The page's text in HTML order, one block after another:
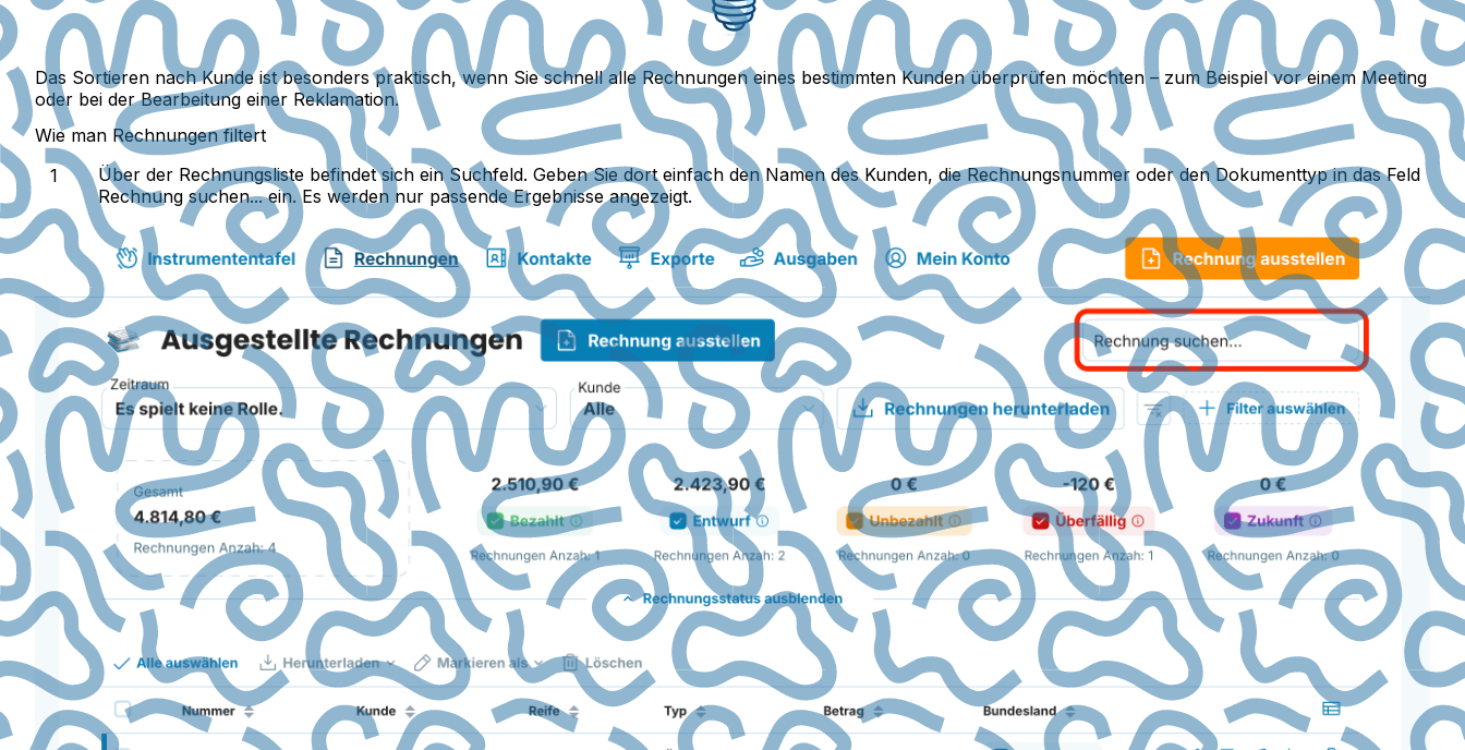
Das Sortieren nach Kunde ist besonders praktisch, wenn Sie schnell alle Rechnungen eines bestimmten Kunden überprüfen möchten – zum Beispiel vor einem Meeting
oder bei der Bearbeitung einer Reklamation.
Wie man Rechnungen filtert
Über der Rechnungsliste befindet sich ein Suchfeld. Geben Sie dort einfach den Namen des Kunden, die Rechnungsnummer oder den Dokumenttyp in das Feld
Rechnung suchen...ein. Es werden nur passende Ergebnisse angezeigt.